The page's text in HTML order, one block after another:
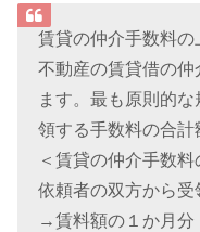
賃貸の仲介手数料の
不動産の賃貸借の仲
ます。最も原則的
領する手数料の合計
＜賃貸の仲介手数
依頼者の双方から
→賃料額の１か月分